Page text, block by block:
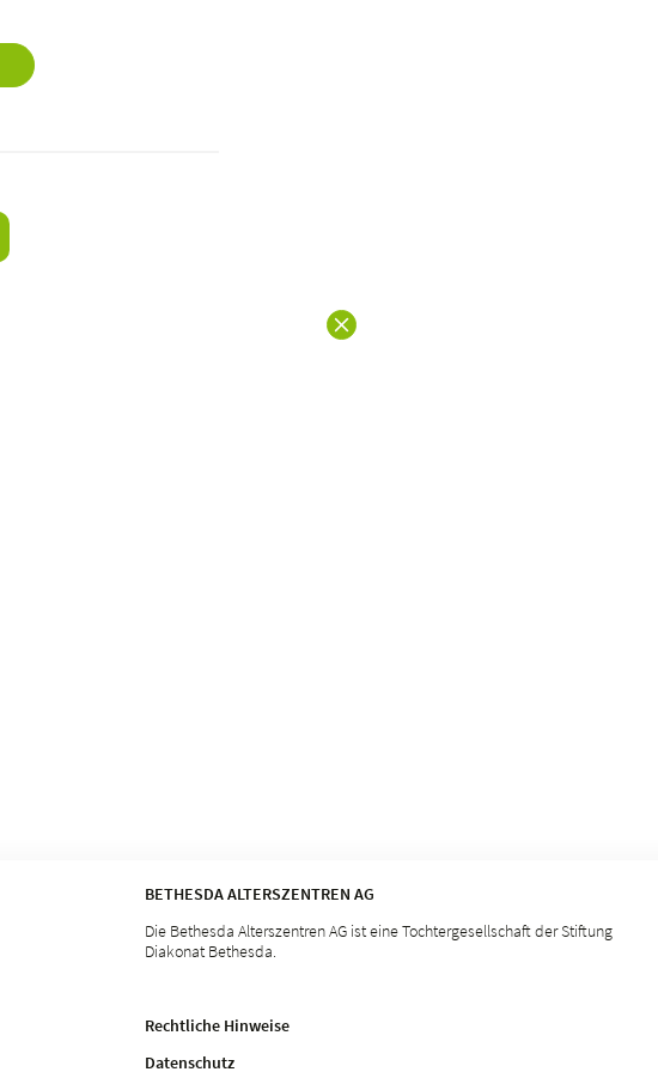
BETHESDA ALTERSZENTREN AG
Die Bethesda Alterszentren AG ist eine Tochtergesellschaft der Stiftung
Diakonat Bethesda.
Rechtliche Hinweise
Datenschutz